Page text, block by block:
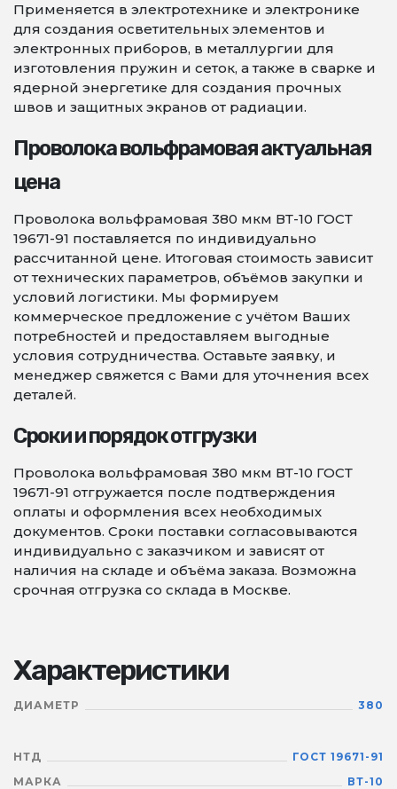
Применяется в электротехнике и электронике
для создания осветительных элементов и
электронных приборов, в металлургии для
изготовления пружин и сеток, а также в сварке и
ядерной энергетике для создания прочных
швов и защитных экранов от радиации.
Проволока вольфрамовая актуальная
цена
Проволока вольфрамовая 380 мкм ВТ-10 ГОСТ
19671-91 поставляется по индивидуально
рассчитанной цене. Итоговая стоимость зависит
от технических параметров, объёмов закупки и
условий логистики. Мы формируем
коммерческое предложение с учётом Ваших
потребностей и предоставляем выгодные
условия сотрудничества. Оставьте заявку, и
менеджер свяжется с Вами для уточнения всех
деталей.
Сроки и порядок отгрузки
Проволока вольфрамовая 380 мкм ВТ-10 ГОСТ
19671-91 отгружается после подтверждения
оплаты и оформления всех необходимых
документов. Сроки поставки согласовываются
индивидуально с заказчиком и зависят от
наличия на складе и объёма заказа. Возможна
срочная отгрузка со склада в Москве.
Характеристики
ДИАМЕТР 380
НТД
ГОСТ 19671-91
МАРКА
ВТ-10